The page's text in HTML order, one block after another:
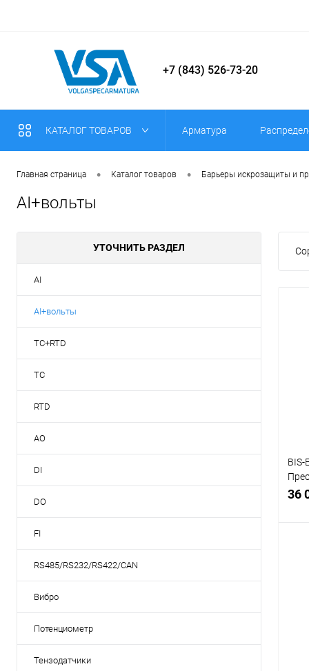
+7 (843) 526-73-20
КАТАЛОГ ТОВАРОВ Арматура
Главная страница • Каталог товаров • Барьеры искрозащиты и
AI+вольты
УТОЧНИТЬ РАЗДЕЛ
AI
AI+вольты
TC+RTD
TC
RTD
AO
DI
DO
FI
RS485/RS232/RS422/CAN
Вибро
Потенциометр
Тензодатчики
BIS-
36